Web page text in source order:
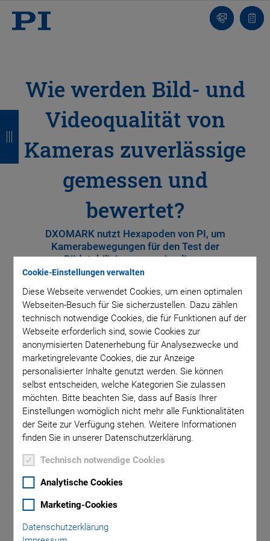
Cookie-Einstellungen verwalten
Diese Webseite verwendet Cookies, um einen optimalen
Webseiten-Besuch für Sie sicherzustellen. Dazu zählen
technisch notwendige Cookies, die für Funktionen auf der
Webseite erforderlich sind, sowie Cookies zur
anonymisierten Datenerhebung für Analysezwecke und
marketingrelevante Cookies, die zur Anzeige
personalisierter Inhalte genutzt werden. Sie können
selbst entscheiden, welche Kategorien Sie zulassen
möchten. Bitte beachten Sie, dass auf Basis Ihrer
Einstellungen womöglich nicht mehr alle Funktionalitäten
der Seite zur Verfügung stehen. Weitere Informationen
finden Sie in unserer Datenschutzerklärung.
Technisch notwendige Cookies
Analytische Cookies
Marketing-Cookies
Datenschutzerklärung
Kontakt
Wie werden Bild- und
Videoqualität von
Kameras zuverlässige
gemessen und
bewertet?
DXOMARK nutzt Hexapoden von PI, um
Kamerabewegungen für den Test der
BiIdstabilisierung zu simulieren
BLOG ABONNIEREN
Kategorien
Anwendung
Unternehmen
OEM
Photonik Produkt Produktion Technologie
Scharfe Bilder trotz schlechter Lichtverhältnisse aufnehmen,
Schnappschüsse ohne Bewegungsunschärfe fotographisch
u
r
u
r
u
r
u
r